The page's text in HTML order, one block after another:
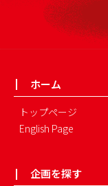
ホーム
トップページ
English Page
企画を探す